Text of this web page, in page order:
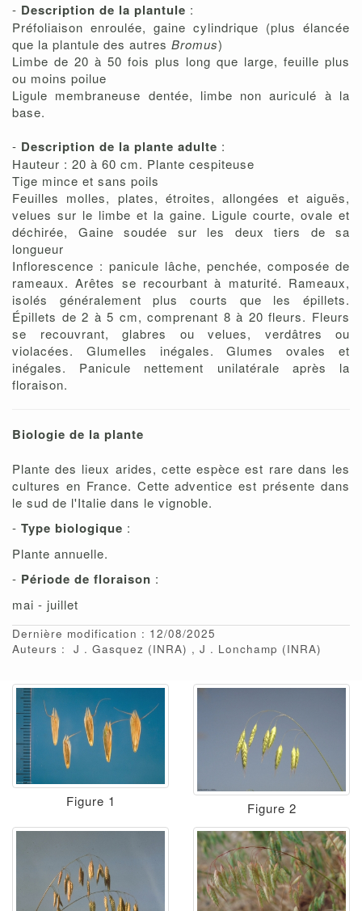
- Description de la plantule :
Préfoliaison enroulée, gaine cylindrique (plus élancée
que la plantule des autres Bromus)
Limbe de 20 à 50 fois plus long que large, feuille plus
ou moins poilue
Ligule membraneuse dentée, limbe non auriculé à la
base.
- Description de la plante adulte :
Hauteur : 20 à 60 cm. Plante cespiteuse
Tige mince et sans poils
Feuilles molles, plates, étroites, allongées et aiguës,
velues sur le limbe et la gaine. Ligule courte, ovale et
déchirée, Gaine soudée sur les deux tiers de sa
longueur
Inflorescence : panicule lâche, penchée, composée de
rameaux. Arêtes se recourbant à maturité. Rameaux,
isolés généralement plus courts que les épillets.
Épillets de 2 à 5 cm, comprenant 8 à 20 fleurs. Fleurs
se recouvrant, glabres ou velues, verdâtres ou
violacées. Glumelles inégales. Glumes ovales et
inégales. Panicule nettement unilatérale après la
floraison.
Biologie de la plante
Plante des lieux arides, cette espèce est rare dans les
cultures en France. Cette adventice est présente dans
le sud de l'Italie dans le vignoble.
- Type biologique :
Plante annuelle.
- Période de floraison :
mai - juillet
Dernière modification : 12/08/2025
Auteurs :
J Gasquez (INRA) J Lonchamp (INRA)
Figure 1 Figure 2